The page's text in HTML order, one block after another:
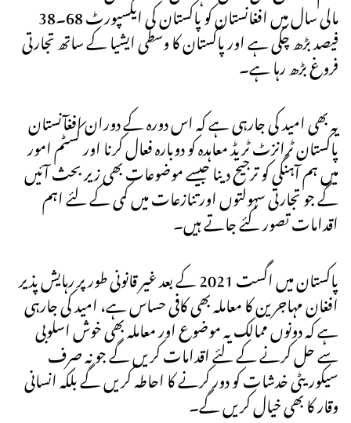
مالی سال میں افغانستان کو پاکستان کی ایکسپورٹ 68۔38
فیصد بڑھ چکی ہے اور پاکستان کا وسطی ایشیا کے ساتھ تجارتی
فروغ بڑھ رہا ہے۔
یہ بھی امید کی جارہی ہے کہ اس دورہ کے دوران افغآنستان
پاکستان ٹرانزٹ ٹریڈ معاہدہ کو دوبارہ فعال کرنا اور کسٹم امور
میں ہم آہنگی کو ترجیح دینا جیسے موضوعات بھی زیر بحث آئیں
گے جو تجارتی سہولتوں اور تنازعات میں کمی کے لئے اہم
اقدامات تصور کئے جاتے ہیں۔
پاکستان میں اگست 2021 کے بعد غیر قانونی طور پر رہایش پذیر
افغان مہاجرین کا معاملہ بھی کافی حساس ہے، امید کی جارہی
ہے کہ دونوں ممالک یہ موضوع اور معاملہ بھی خوش اسلوبی
سے حل کرنے کے لئے اقدامات کریں گے جو نہ صرف
سیکوریٹی خدشات کو دور کرنے کا احاطہ کریں گے بلکہ انسانی
وقار کا بھی خیال کریں گے۔